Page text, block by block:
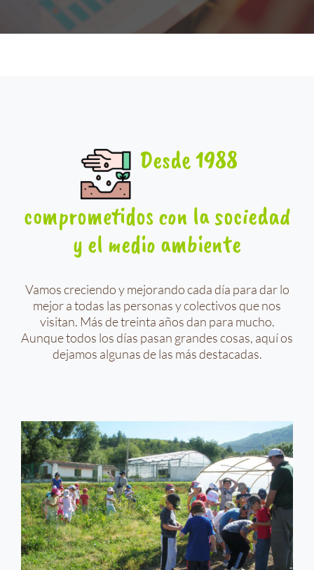
Desde 1988
comprometidos con la sociedad
y el medio ambiente
Vamos creciendo y mejorando cada día para dar lo
mejor a todas las personas y colectivos que nos
visitan. Más de treinta años dan para mucho.
Aunque todos los días pasan grandes cosas, aquí os
dejamos algunas de las más destacadas.